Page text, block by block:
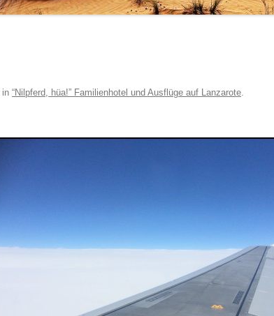
in “Nilpferd, hüa!” Familienhotel und Ausflüge auf Lanzarote.